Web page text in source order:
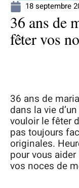
18 septembre
36 ans de
fêter vos
36 ans de
dans la vie
vouloir le fêter
pas toujours
originales.
pour vous
vos noces de